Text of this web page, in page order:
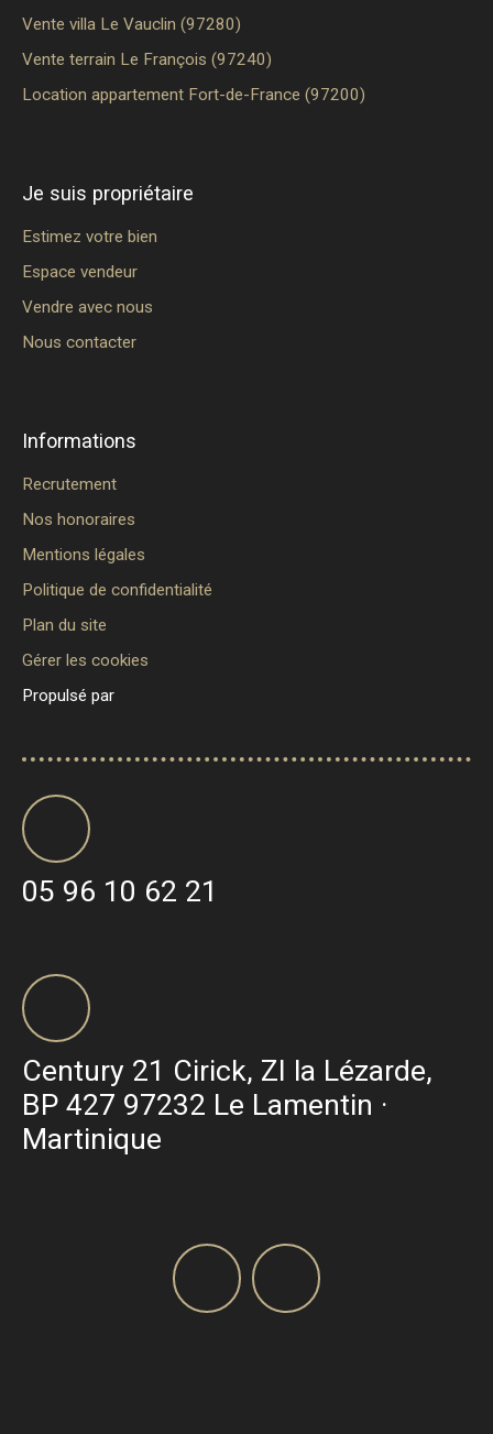
Vente villa Le Vauclin (97280)
Vente terrain Le François (97240)
Location appartement Fort-de-France (97200)
Je suis propriétaire
Estimez votre bien
Espace vendeur
Vendre avec nous
Nous contacter
Informations
Recrutement
Nos honoraires
Mentions légales
Politique de confidentialité
Plan du site
Gérer les cookies
Propulsé par
05 96 10 62 21
Century 21 Cirick, ZI la Lézarde,
BP 427 97232 Le Lamentin ·
Martinique